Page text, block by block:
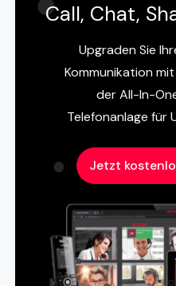
Call, Chat,
Upgraden Sie
Kommunikation
der All-In-
Telefonanlage für
Jetzt